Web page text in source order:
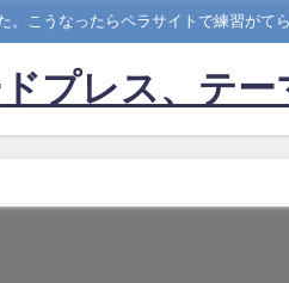
。こうなったらペラサイトで練習が
ドプレス、テ